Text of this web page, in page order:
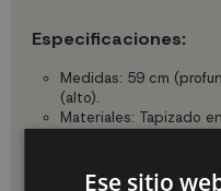
Especificaciones:
Medidas: 59 cm
(alto).
Materiales: Tapizado
Peso Neto: 6.5 KGS
Ese sitio